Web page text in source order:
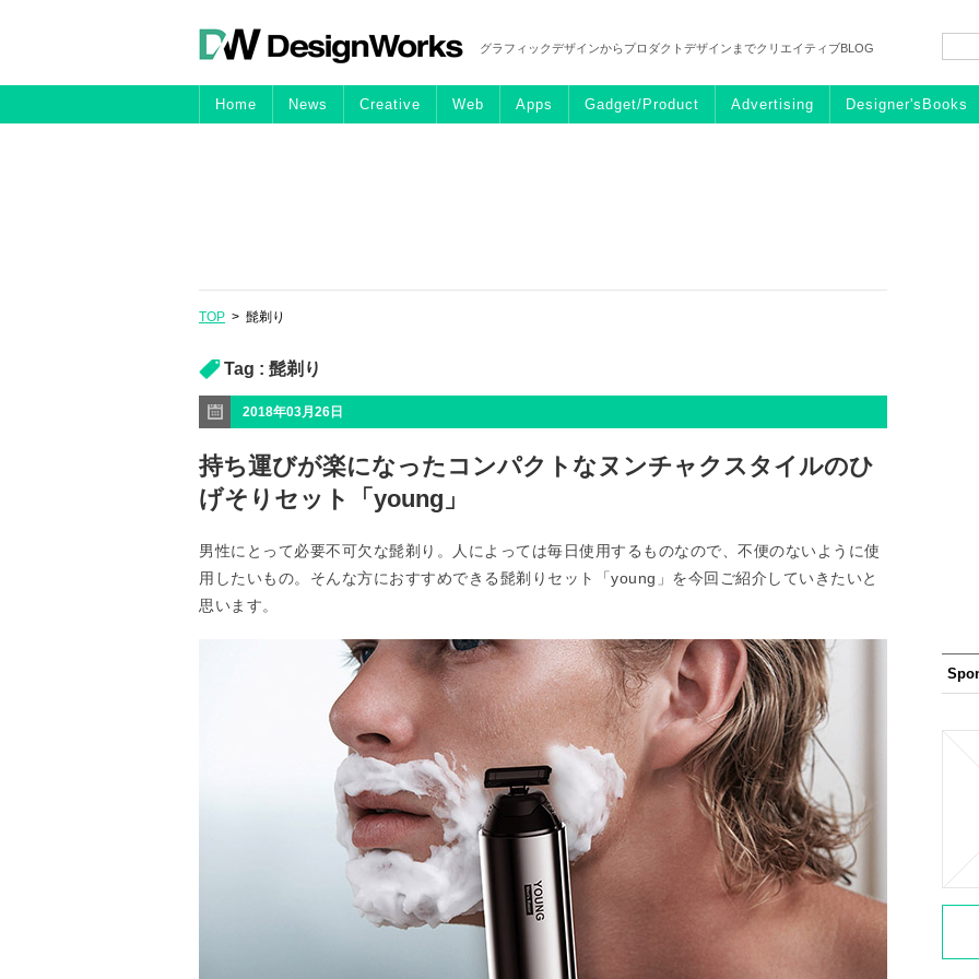
グラフィックデザインからプロダクトデザインまでクリエイティブBLOG
Home News Creative Web Apps Gadget/Product Advertising Designer'sBooks
TOP > 髭剃り
Tag : 髭剃り
2018年03月26日
持ち運びが楽になったコンパクトなヌンチャクスタイルのひ
げそりセット「young」
男性にとって必要不可欠な髭剃り。人によっては毎日使用するものなので、不便のないように使
用したいもの。そんな方におすすめできる髭剃りセット「young」を今回ご紹介していきたいと
思います。